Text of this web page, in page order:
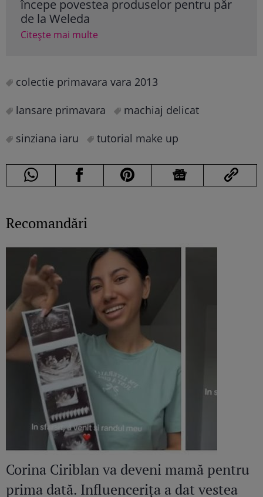
colectie primavara vara 2013
lansare primavara
machiaj delicat
sinziana iaru
tutorial make up
Recomandări
Corina Ciriblan va deveni mamă pentru
prima dată. Influencerița a dat vestea